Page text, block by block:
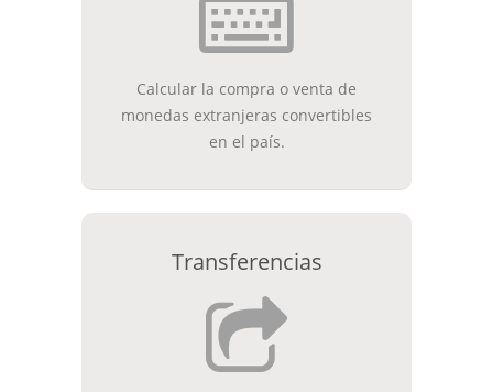
Calcular la compra o venta de
monedas extranjeras convertibles
en el país.
Transferencias